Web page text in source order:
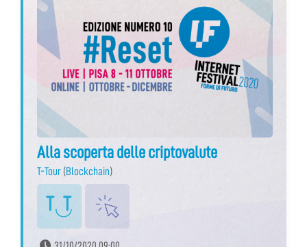
Alla scoperta delle criptovalute
T-Tour (Blockchain)